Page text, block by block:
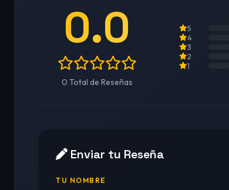
0.0
0 Total de Reseñas
5
4
3
2
1
Enviar tu Reseña
TU NOMBRE